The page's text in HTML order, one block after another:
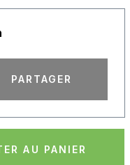
PARTAGER
AU PANIER